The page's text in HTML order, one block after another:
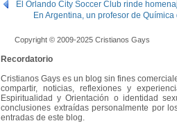
El Orlando City Soccer Club rinde
En Argentina, un profesor de
Copyright © 2009-2025 Cristianos Gays
Recordatorio
Cristianos Gays es un blog sin fines
compartir, noticias, reflexiones y
Espiritualidad y Orientación o identidad
conclusiones extraídas personalmente por
entradas de este blog.